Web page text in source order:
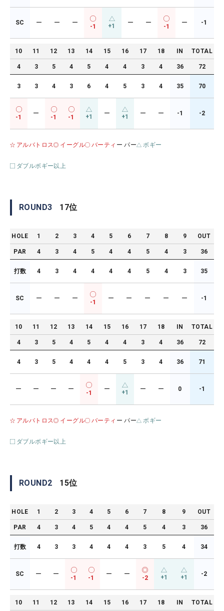
SC ー ー ー
-1 +1 ー ー
-1
ー -1
10 11 12 13 14 15 16 17 18 IN TOTAL
4 3 5 4 5 4 4 3 4 36 72
3 3 4 3 6 4 5 3 4 35 70
-1
ー
-1 -1 +1 ー +1 ー ー -1 -2
アルバトロス イーグル バーティ ー パー ボギー
ダブルボギー以上
ROUND3 17位
HOLE 1 2 3 4 5 6 7 8 9 OUT
PAR 4 3 4 5 4 4 5 4 3 36
打数 4 3 4 4 4 4 5 4 3 35
SC ー ー ー
-1
ー ー ー ー ー -1
10 11 12 13 14 15 16 17 18 IN TOTAL
4 3 5 4 5 4 4 3 4 36 72
4 3 5 4 4 4 5 3 4 36 71
ー ー ー ー
-1
ー +1 ー ー 0 -1
アルバトロス イーグル バーティ ー パー ボギー
ダブルボギー以上
ROUND2 15位
HOLE 1 2 3 4 5 6 7 8 9 OUT
PAR 4 3 4 5 4 4 5 4 3 36
打数 4 3 3 4 4 4 3 5 4 34
SC ー ー
-1 -1
ー ー
-2 +1 +1 -2
10 11 12 13 14 15 16 17 18 IN TOTAL